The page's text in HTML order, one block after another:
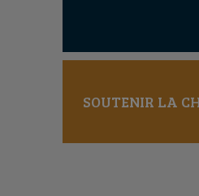
SOUTENIR LA